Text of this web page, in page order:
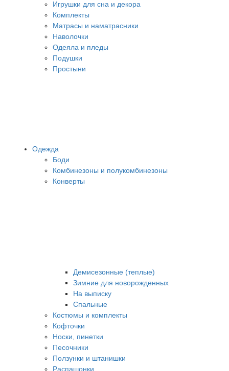
Игрушки для сна и декора
Комплекты
Матрасы и наматрасники
Наволочки
Одеяла и пледы
Подушки
Простыни
Одежда
Боди
Комбинезоны и полукомбинезоны
Конверты
Демисезонные (теплые)
Зимние для новорожденных
На выписку
Спальные
Костюмы и комплекты
Кофточки
Носки, пинетки
Песочники
Ползунки и штанишки
Распашонки